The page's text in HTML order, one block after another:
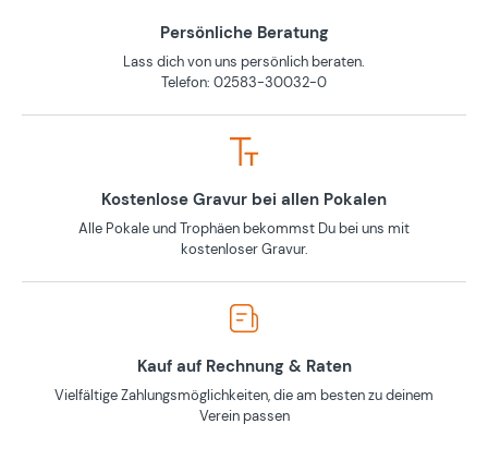
Persönliche Beratung
Lass dich von uns persönlich beraten.
Telefon: 02583-30032-0
Kostenlose Gravur bei allen Pokalen
Alle Pokale und Trophäen bekommst Du bei uns mit
kostenloser Gravur.
Kauf auf Rechnung & Raten
Vielfältige Zahlungsmöglichkeiten, die am besten zu deinem
Verein passen